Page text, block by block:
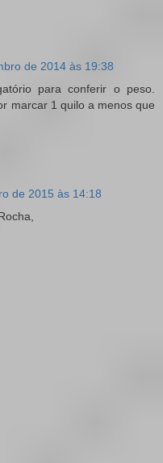
de 2014 às 19:38
para conferir o peso.
marcar 1 quilo a menos que
de 2015 às 14:18